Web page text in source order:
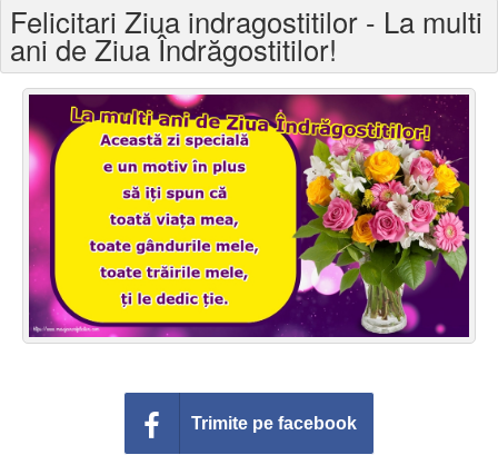
Felicitari varsta
Felicitari zilele anului
Felicitari zile saptamana
Felicitari muzicale
Felicitari muzicale personalizate
Felicitari animate
Invitatii personalizate
Felicitari Ziua indragostitilor - La multi
ani de Ziua Îndrăgostitilor!
Trimite pe facebook